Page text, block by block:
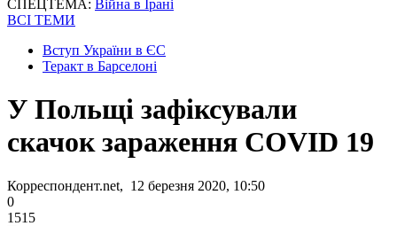
СПЕЦТЕМА: Війна в Ірані
ВСІ ТЕМИ
Вступ України в ЄС
Теракт в Барселоні
У Польщі зафіксували
скачок зараження COVID 19
Корреспондент.net, 12 березня 2020, 10:50
0
1515